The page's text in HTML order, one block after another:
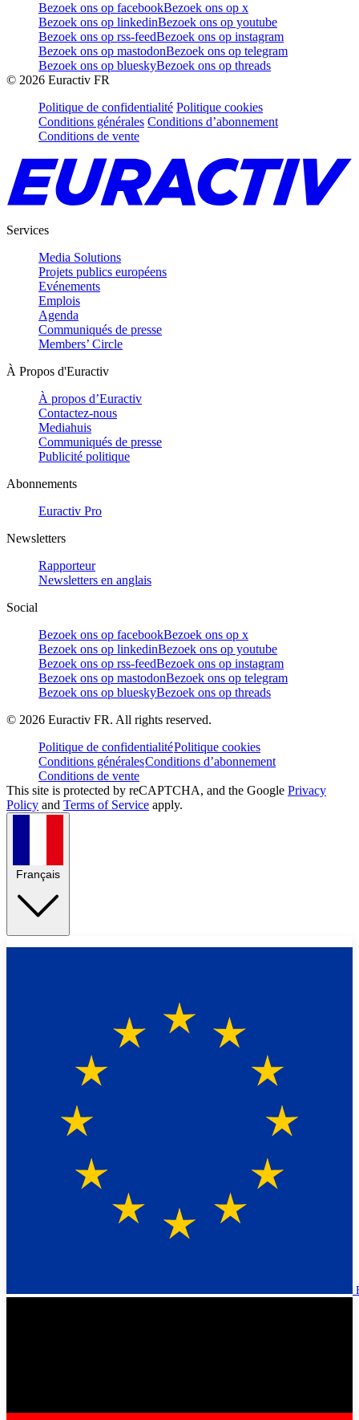
Bezoek ons op facebookBezoek ons op x
Bezoek ons op linkedinBezoek ons op youtube
Bezoek ons op rss-feedBezoek ons op instagram
Bezoek ons op mastodonBezoek ons op telegram
Bezoek ons op blueskyBezoek ons op threads
© 2026 Euractiv FR
Politique de confidentialité Politique cookies
Conditions générales Conditions d’abonnement
Conditions de vente
Services
Media Solutions
Projets publics européens
Evénements
Emplois
Agenda
Communiqués de presse
Members’ Circle
À Propos d'Euractiv
À propos d’Euractiv
Contactez-nous
Mediahuis
Communiqués de presse
Publicité politique
Abonnements
Euractiv Pro
Newsletters
Rapporteur
Newsletters en anglais
Social
Bezoek ons op facebookBezoek ons op x
Bezoek ons op linkedinBezoek ons op youtube
Bezoek ons op rss-feedBezoek ons op instagram
Bezoek ons op mastodonBezoek ons op telegram
Bezoek ons op blueskyBezoek ons op threads
© 2026 Euractiv FR. All rights reserved.
Politique de confidentialitéPolitique cookies
Conditions généralesConditions d’abonnement
Conditions de vente
This site is protected by reCAPTCHA, and the Google Privacy
Policy and Terms of Service apply.
Français